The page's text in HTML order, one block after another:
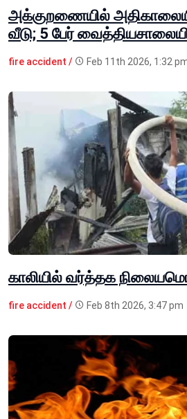
அக்குறணையில்
வீடு; 5 பேர்
fire accident / Feb 11th 2026, 1:32
காலியில் வர்த்தக
fire accident / Feb 8th 2026, 3:47 pm